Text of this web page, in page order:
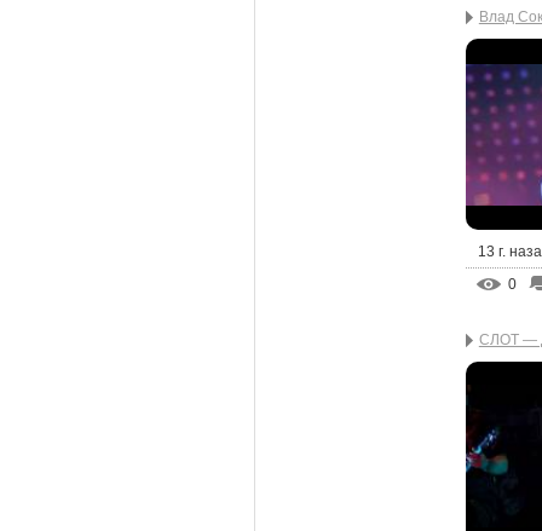
Влад
13 г.
0
СЛОТ —